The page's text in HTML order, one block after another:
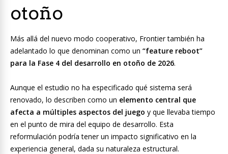
otoño
Más allá del nuevo modo cooperativo, Frontier también ha
adelantado lo que denominan como un “feature reboot”
para la Fase 4 del desarrollo en otoño de 2026.
Aunque el estudio no ha especificado qué sistema será
renovado, lo describen como un elemento central que
afecta a múltiples aspectos del juego y que llevaba tiempo
en el punto de mira del equipo de desarrollo. Esta
reformulación podría tener un impacto significativo en la
experiencia general, dada su naturaleza estructural.